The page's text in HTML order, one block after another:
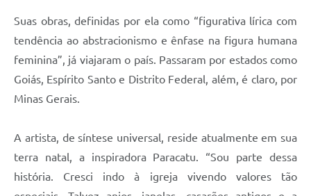
Suas obras, definidas por ela como “figurativa lírica com
tendência ao abstracionismo e ênfase na figura humana
feminina”, já viajaram o país. Passaram por estados como
Goiás, Espírito Santo e Distrito Federal, além, é claro, por
Minas Gerais.
A artista, de síntese universal, reside atualmente em sua
terra natal, a inspiradora Paracatu. “Sou parte dessa
história. Cresci indo à igreja vivendo valores tão